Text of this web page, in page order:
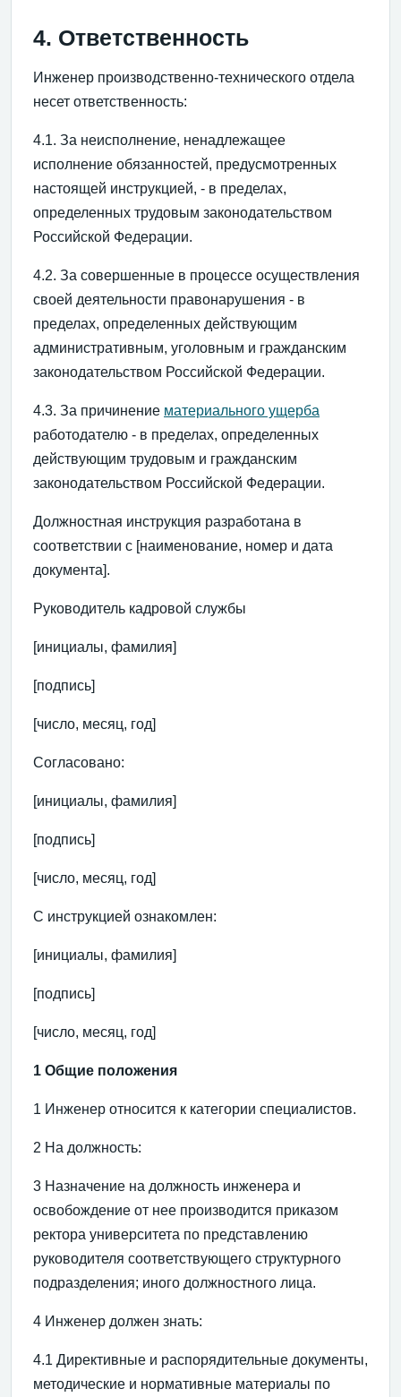
4. Ответственность
Инженер производственно-технического отдела
несет ответственность:
4.1. За неисполнение, ненадлежащее
исполнение обязанностей, предусмотренных
настоящей инструкцией, - в пределах,
определенных трудовым законодательством
Российской Федерации.
4.2. За совершенные в процессе осуществления
своей деятельности правонарушения - в
пределах, определенных действующим
административным, уголовным и гражданским
законодательством Российской Федерации.
4.3. За причинение материального ущерба
работодателю - в пределах, определенных
действующим трудовым и гражданским
законодательством Российской Федерации.
Должностная инструкция разработана в
соответствии с [наименование, номер и дата
документа].
Руководитель кадровой службы
[инициалы, фамилия]
[подпись]
[число, месяц, год]
Согласовано:
[инициалы, фамилия]
[подпись]
[число, месяц, год]
С инструкцией ознакомлен:
[инициалы, фамилия]
[подпись]
[число, месяц, год]
1 Общие положения
1 Инженер относится к категории специалистов.
2 На должность:
3 Назначение на должность инженера и
освобождение от нее производится приказом
ректора университета по представлению
руководителя соответствующего структурного
подразделения; иного должностного лица.
4 Инженер должен знать:
4.1 Директивные и распорядительные документы,
методические и нормативные материалы по